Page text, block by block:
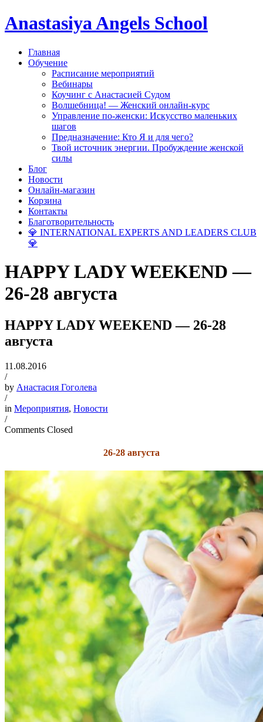
Anastasiya Angels School
Главная
Обучение
Расписание мероприятий
Вебинары
Коучинг с Анастасией Судом
Волшебница! — Женский онлайн-курс
Управление по-женски: Искусство маленьких
шагов
Предназначение: Кто Я и для чего?
Твой источник энергии. Пробуждение женской
силы
Блог
Новости
Онлайн-магазин
Корзина
Контакты
Благотворительность
💎 INTERNATIONAL EXPERTS AND LEADERS CLUB
💎
HAPPY LADY WEEKEND —
26-28 августа
HAPPY LADY WEEKEND — 26-28
августа
11.08.2016
/
by Анастасия Гоголева
/
in Мероприятия, Новости
/
Comments Closed
26-28 августа